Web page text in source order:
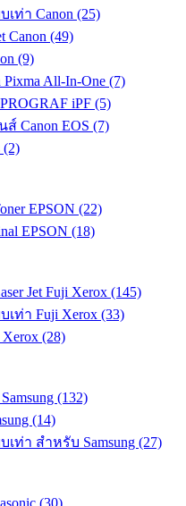
ท่า Canon (25)
(49)
(9)
All-In-One (7)
iPF (5)
Canon EOS (7)
(2)
EPSON (22)
EPSON (18)
Jet Fuji Xerox (145)
ท่า Fuji Xerox (33)
(28)
(132)
(14)
ท่า สำหรับ Samsung (27)
(30)